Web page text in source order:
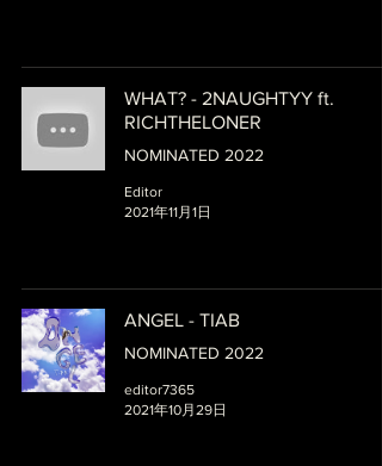
WHAT? - 2NAUGHTYY ft.
RICHTHELONER
NOMINATED 2022
Editor
2021年11月1日
ANGEL - TIAB
NOMINATED 2022
editor7365
2021年10月29日